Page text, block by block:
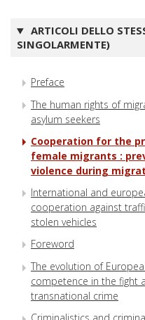
ARTICOLI DELLO
SINGOLARMENTE)
Preface
The human rights of
asylum seekers
Cooperation for the
female migrants :
violence during
International and
cooperation against
stolen vehicles
Foreword
The evolution of
competence in the fight
transnational crime